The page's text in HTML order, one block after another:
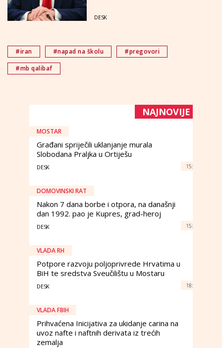
DESK
#iran #napad na školu
#pregovori
#mb qalibaf
NAJNOVIJE
MOSTAR
Građani spriječili uklanjanje murala
Slobodana Praljka u Ortiješu
DESK 15:
DOMOVINSKI RAT
Nakon 7 dana borbe i otpora, na današnji
dan 1992. pao je Kupres, grad-heroj
DESK 15:
VLADA RH
Potpore razvoju poljoprivrede Hrvatima u
BiH te sredstva Sveučilištu u Mostaru
DESK 18:
VLADA FBIH
Prihvaćena Inicijativa za ukidanje carina na
uvoz nafte i naftnih derivata iz trećih
zemalja